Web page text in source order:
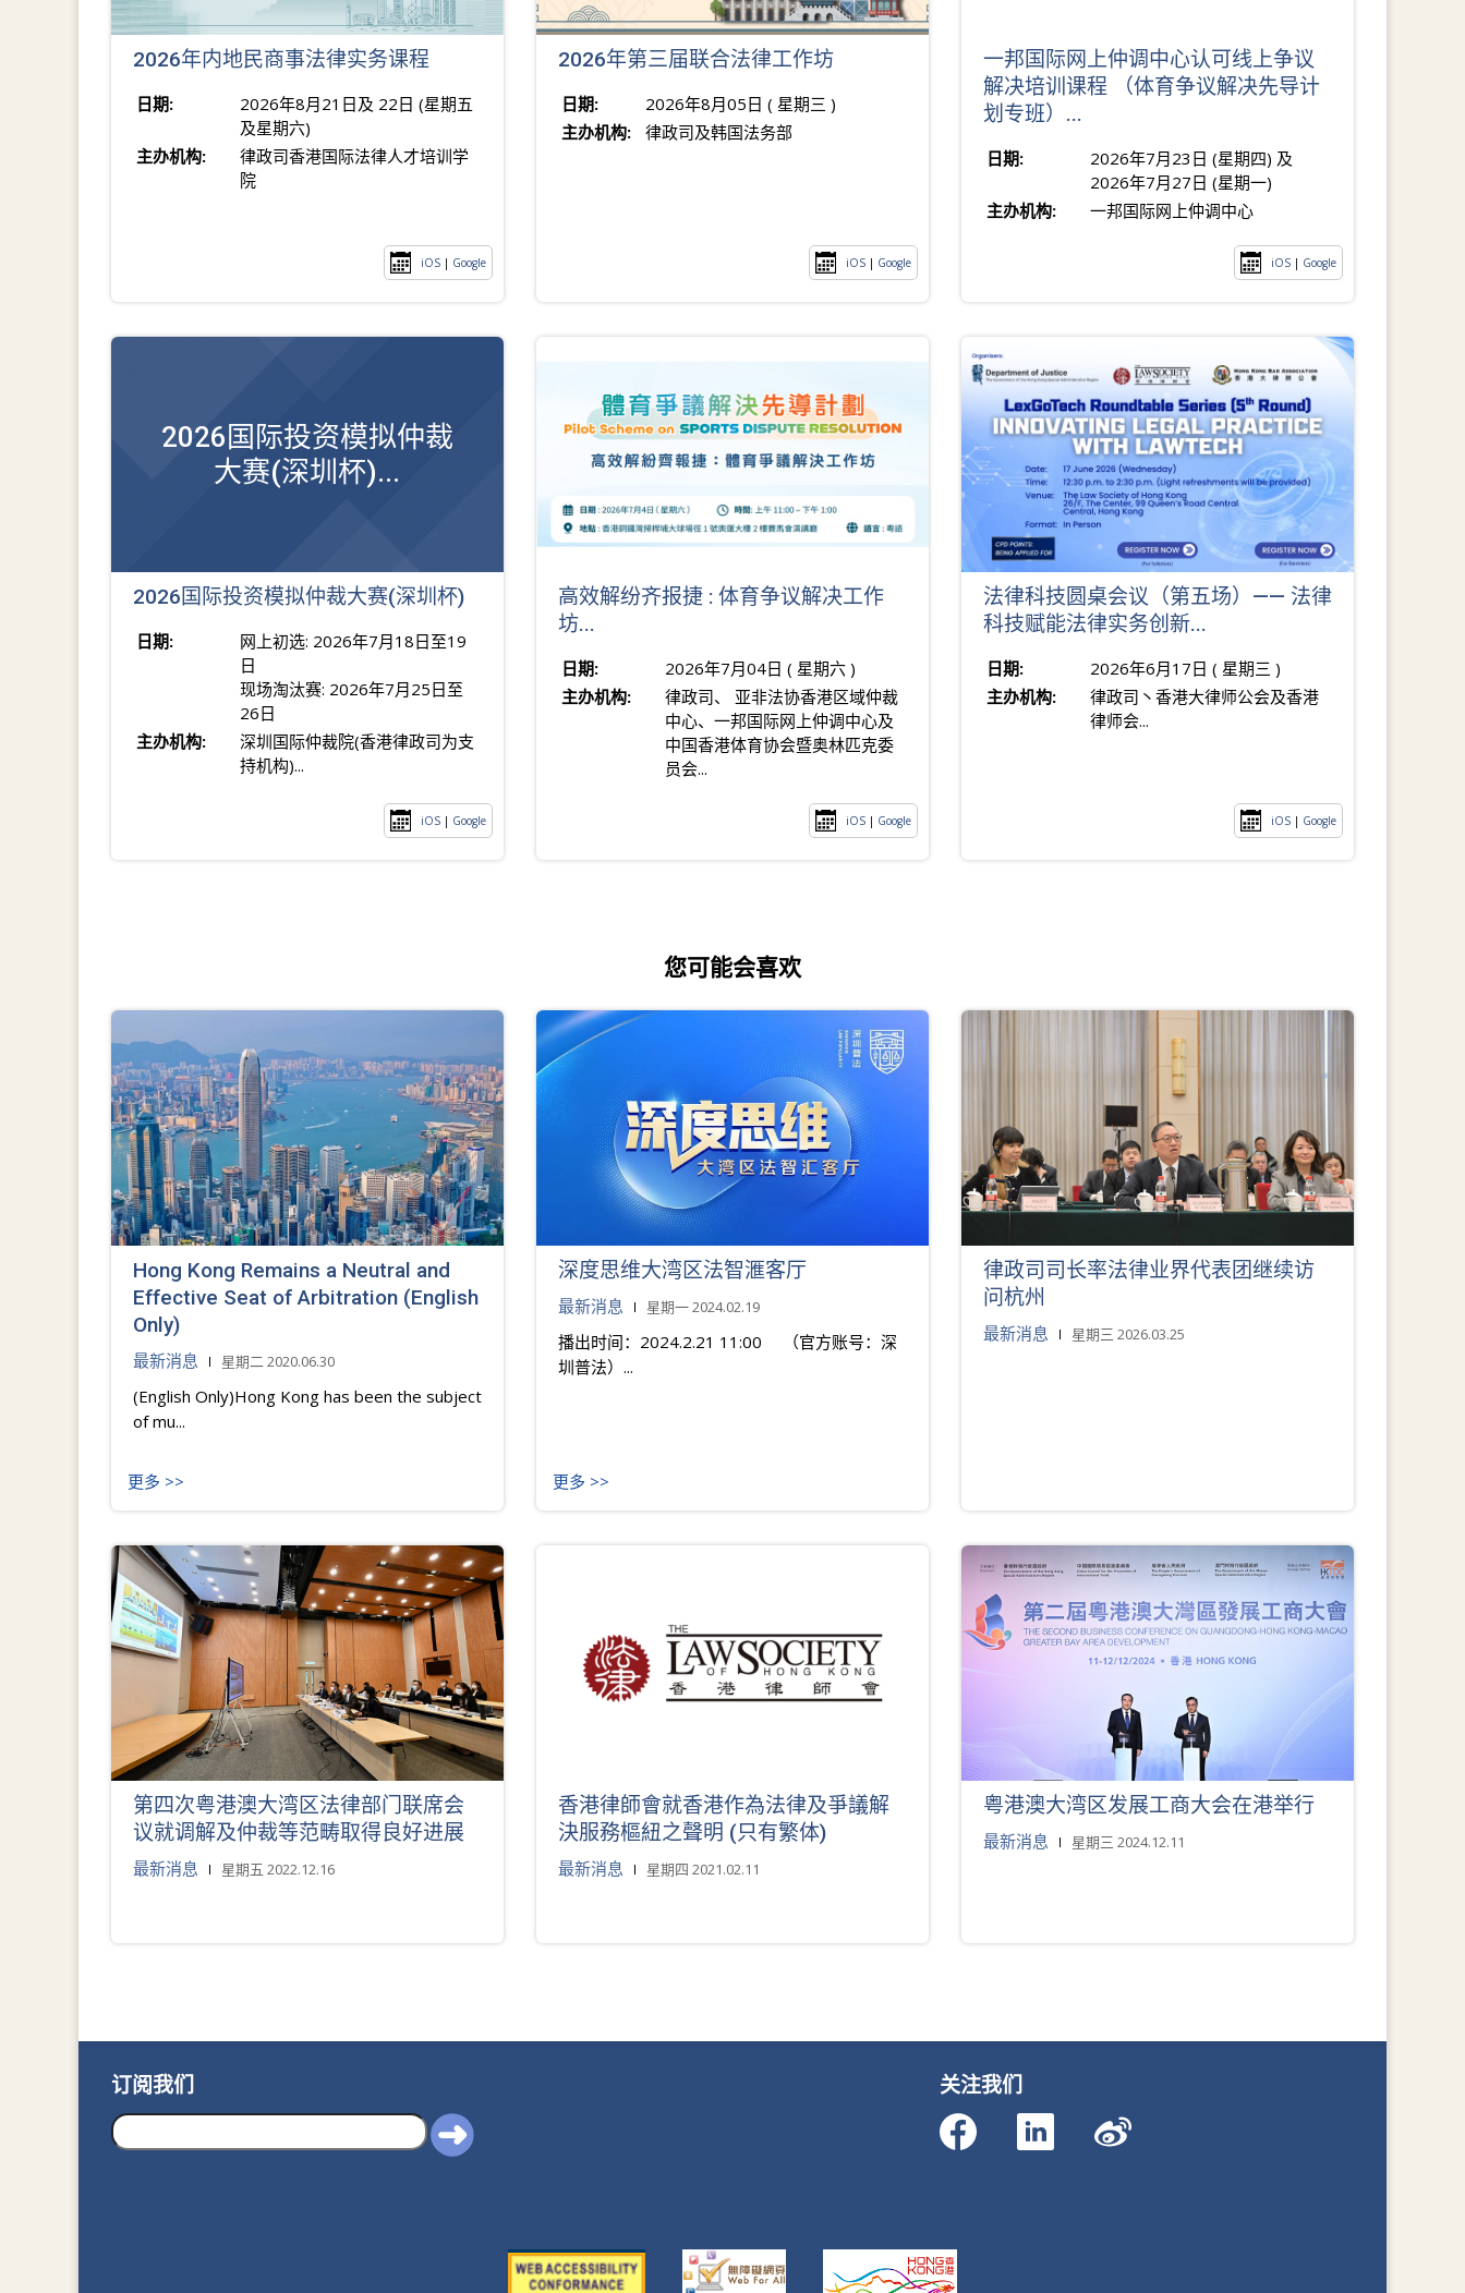
2026年内地民商事法律实务课程
日期:
2026年8月21日及 22日 (星期五
及星期六)
主办机构:
律政司香港国际法律人才培训学
院
iOS| Google
2026年第三届联合法律工作坊
日期:
2026年8月05日 ( 星期三 )
主办机构:
律政司及韩国法务部
iOS| Google
一邦国际网上仲调中心认可线上争议
解决培训课程 （体育争议解决先导计
划专班）...
日期:
2026年7月23日 (星期四) 及
2026年7月27日 (星期一)
主办机构:
一邦国际网上仲调中心
iOS| Google
2026国际投资模拟仲裁
大赛(深圳杯)...
2026国际投资模拟仲裁大赛(深圳杯)
日期:
网上初选: 2026年7月18日至19
日
现场淘汰赛: 2026年7月25日至
26日
主办机构:
深圳国际仲裁院(香港律政司为支
持机构)...
iOS| Google
高效解纷齐报捷 : 体育争议解决工作
坊...
日期:
2026年7月04日 ( 星期六 )
主办机构:
律政司、 亚非法协香港区域仲裁
中心、一邦国际网上仲调中心及
中国香港体育协会暨奥林匹克委
员会...
iOS| Google
法律科技圆桌会议（第五场）­—— 法律
科技赋能法律实务创新...
日期:
2026年6月17日 ( 星期三 )
主办机构:
律政司丶香港大律师公会及香港
律师会...
iOS| Google
您可能会喜欢
Hong Kong Remains a Neutral and
Effective Seat of Arbitration (English
Only)
最新消息 星期二 2020.06.30
(English Only)Hong Kong has been the subject
of mu...
更多 >>
深度思维大湾区法智滙客厅
最新消息 星期一 2024.02.19
播出时间：2024.2.21 11:00 （官方账号：深
圳普法）...
更多 >>
律政司司长率法律业界代表团继续访
问杭州
最新消息 星期三 2026.03.25
第四次粤港澳大湾区法律部门联席会
议就调解及仲裁等范畴取得良好进展
最新消息 星期五 2022.12.16
香港律師會就香港作為法律及爭議解
決服務樞紐之聲明 (只有繁体)
最新消息 星期四 2021.02.11
粤港澳大湾区发展工商大会在港举行
最新消息 星期三 2024.12.11
订阅我们 关注我们